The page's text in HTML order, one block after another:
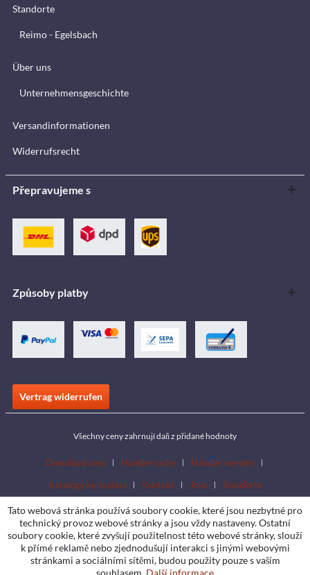
Standorte
Reimo - Egelsbach
Über uns
Unternehmensgeschichte
Versandinformationen
Widerrufsrecht
Přepravujeme s
Způsoby platby
Vertrag widerrufen
Všechny ceny zahrnují daň z přidané hodnoty
Download area Händlersuche
Händler werden
Katalogy ke stažení
Kontakt Jobs Standorte
Tato webová stránka používá soubory cookie, které jsou nezbytné pro
technický provoz webové stránky a jsou vždy nastaveny. Ostatní
soubory cookie, které zvyšují použitelnost této webové stránky, slouží
k přímé reklamě nebo zjednodušují interakci s jinými webovými
stránkami a sociálními sítěmi, budou použity pouze s vaším
souhlasem. Další informace